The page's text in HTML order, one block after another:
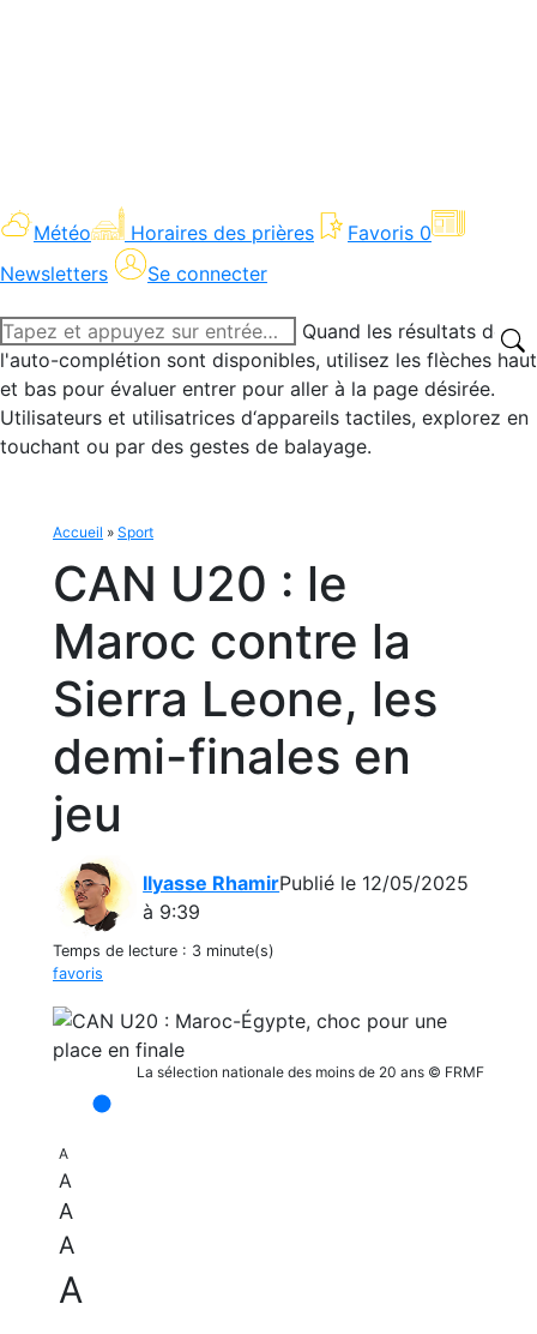
Météo Horaires des prières Favoris 0
Newsletters
Se connecter
Recherche
:
Quand les résultats de
l'auto-complétion sont disponibles, utilisez les flèches haut
et bas pour évaluer entrer pour aller à la page désirée.
Utilisateurs et utilisatrices d‘appareils tactiles, explorez en
touchant ou par des gestes de balayage.
Accueil » Sport
CAN U20 : le
Maroc contre la
Sierra Leone, les
demi-finales en
jeu
Ilyasse RhamirPublié le 12/05/2025
à 9:39
Temps de lecture : 3 minute(s)
favoris
La sélection nationale des moins de 20 ans © FRMF
A
A
A
A
A